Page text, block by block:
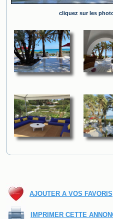
cliquez sur les
AJOUTER A VOS FAVORIS
IMPRIMER CETTE